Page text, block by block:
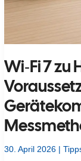
Wi‑Fi 7 zu
30. April 2026 |